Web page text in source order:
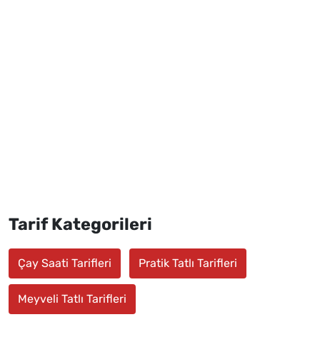
Tarif Kategorileri
Çay Saati Tarifleri Pratik Tatlı Tarifleri
Meyveli Tatlı Tarifleri